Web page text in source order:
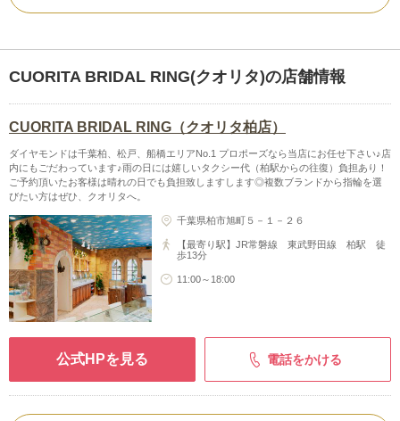
CUORITA BRIDAL RING(クオリタ)の店舗情報
CUORITA BRIDAL RING（クオリタ柏店）
ダイヤモンドは千葉柏、松戸、船橋エリアNo.1 プロポーズなら当店にお任せ下さい♪店
内にもごだわっています♪雨の日には嬉しいタクシー代（柏駅からの往復）負担あり！
ご予約頂いたお客様は晴れの日でも負担致しますします◎複数ブランドから指輪を選
びたい方はぜひ、クオリタへ。
千葉県柏市旭町５－１－２６
【最寄り駅】JR常磐線 東武野田線 柏駅 徒
歩13分
11:00～18:00
公式HPを見る 電話をかける